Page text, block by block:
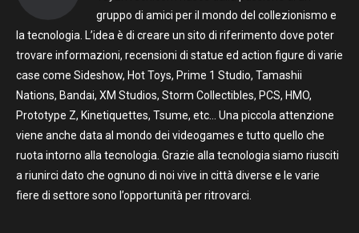
gruppo di amici per il mondo del collezionismo e
la tecnologia. L’idea è di creare un sito di riferimento dove poter
trovare informazioni, recensioni di statue ed action figure di varie
case come Sideshow, Hot Toys, Prime 1 Studio, Tamashii
Nations, Bandai, XM Studios, Storm Collectibles, PCS, HMO,
Prototype Z, Kinetiquettes, Tsume, etc… Una piccola attenzione
viene anche data al mondo dei videogames e tutto quello che
ruota intorno alla tecnologia. Grazie alla tecnologia siamo riusciti
a riunirci dato che ognuno di noi vive in città diverse e le varie
fiere di settore sono l’opportunità per ritrovarci.